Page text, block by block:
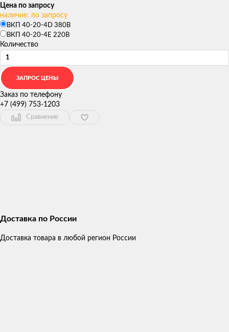
Цена по запросу
наличие: по запросу
ВКП 40-20-4D 380В
ВКП 40-20-4E 220В
Количество
Заказ по телефону
+7 (499) 753-1203
Сравнение
Доставка по России
Доставка товара в любой регион России